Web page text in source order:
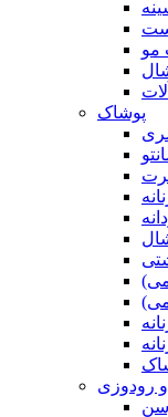
مو
پوشاک
رودوزی